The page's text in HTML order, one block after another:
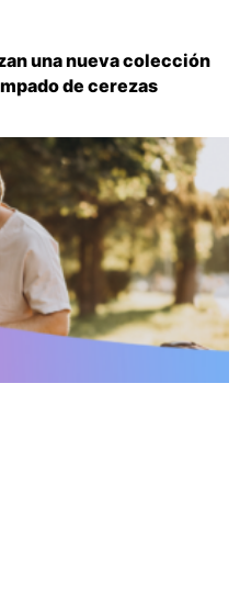
una nueva colección
de cerezas